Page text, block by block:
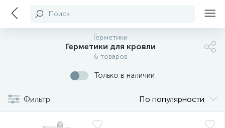
Поиск
Герметики
Герметики для кровли
6 товаров
Только в наличии
Фильтр По популярности